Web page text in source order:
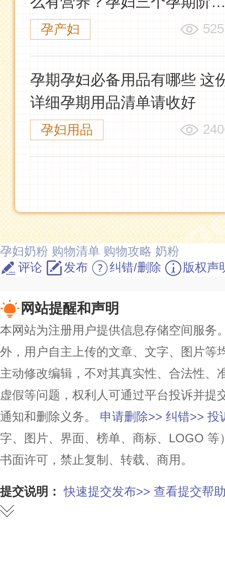
科学营养指导
孕产妇
孕期孕妇必备用品有哪些 这
详细孕期用品清单请收好
孕妇用品
孕妇奶粉 购物清单 购物攻略 奶粉
评论
发布 纠错/删除 版权声
网站提醒和声明
本网站为注册用户提供信息存储空间服务
外，用户自主上传的文章、文字、图片等
主动修改编辑，不对其真实性、合法性、
虚假等问题，权利人可通过平台投诉并提
通知和删除义务。
申请删除>> 纠错>> 投
字、图片、界面、榜单、商标、LOGO
书面许可，禁止复制、转载、商用。
提交说明： 快速提交发布>> 查看提交帮